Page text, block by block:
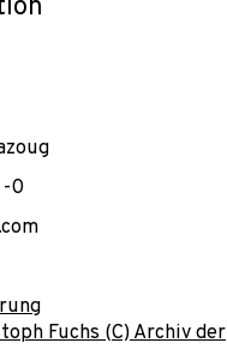
-0
Fuchs (C) Archiv der